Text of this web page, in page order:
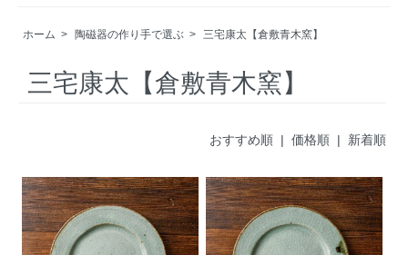
ホーム > 陶磁器の作り手で選ぶ > 三宅康太【倉敷青木窯】
三宅康太【倉敷青木窯】
おすすめ順 | 価格順| 新着順